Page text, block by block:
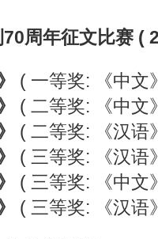
周年征文比赛 (
( 一等奖: 《中文
( 二等奖: 《中文
( 二等奖: 《汉语
( 三等奖: 《汉语
( 三等奖: 《中文
( 三等奖: 《汉语